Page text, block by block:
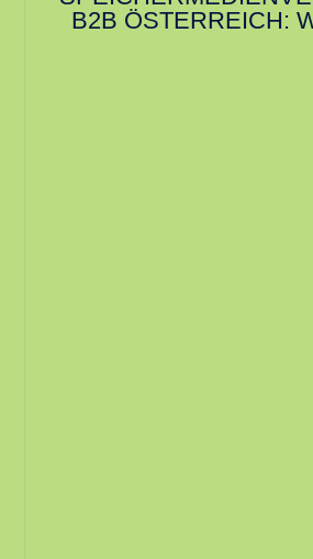
B2B ÖSTERREICH: